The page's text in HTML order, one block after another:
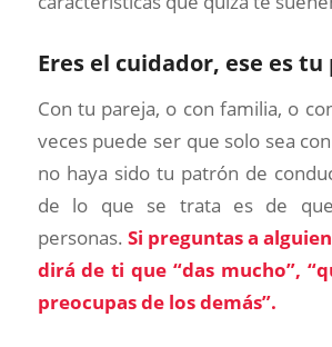
Eres el cuidador, ese es tu
Con tu pareja, o con familia, o
veces puede ser que solo sea
no haya sido tu patrón de
de lo que se trata es de
personas. Si preguntas a
dirá de ti que “das mucho”,
preocupas de los demás”.